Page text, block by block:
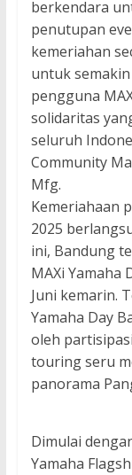
berkendara
penutupan
kemeriahan
untuk
pengguna
solidaritas
seluruh
Community
Mfg.
Kemeriahaan
2025
ini, Bandung
MAXi Yamaha
Juni kemarin.
Yamaha Day
oleh
touring seru
panorama
Dimulai
Yamaha